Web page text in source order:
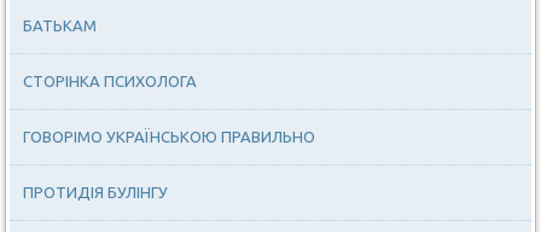
БАТЬКАМ
СТОРІНКА ПСИХОЛОГА
ГОВОРІМО УКРАЇНСЬКОЮ ПРАВИЛЬНО
ПРОТИДІЯ БУЛІНГУ